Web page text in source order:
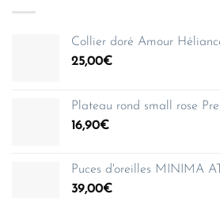
Collier doré Amour
25,00€
Plateau rond small rose
16,90€
Puces d'oreilles MINIMA
39,00€